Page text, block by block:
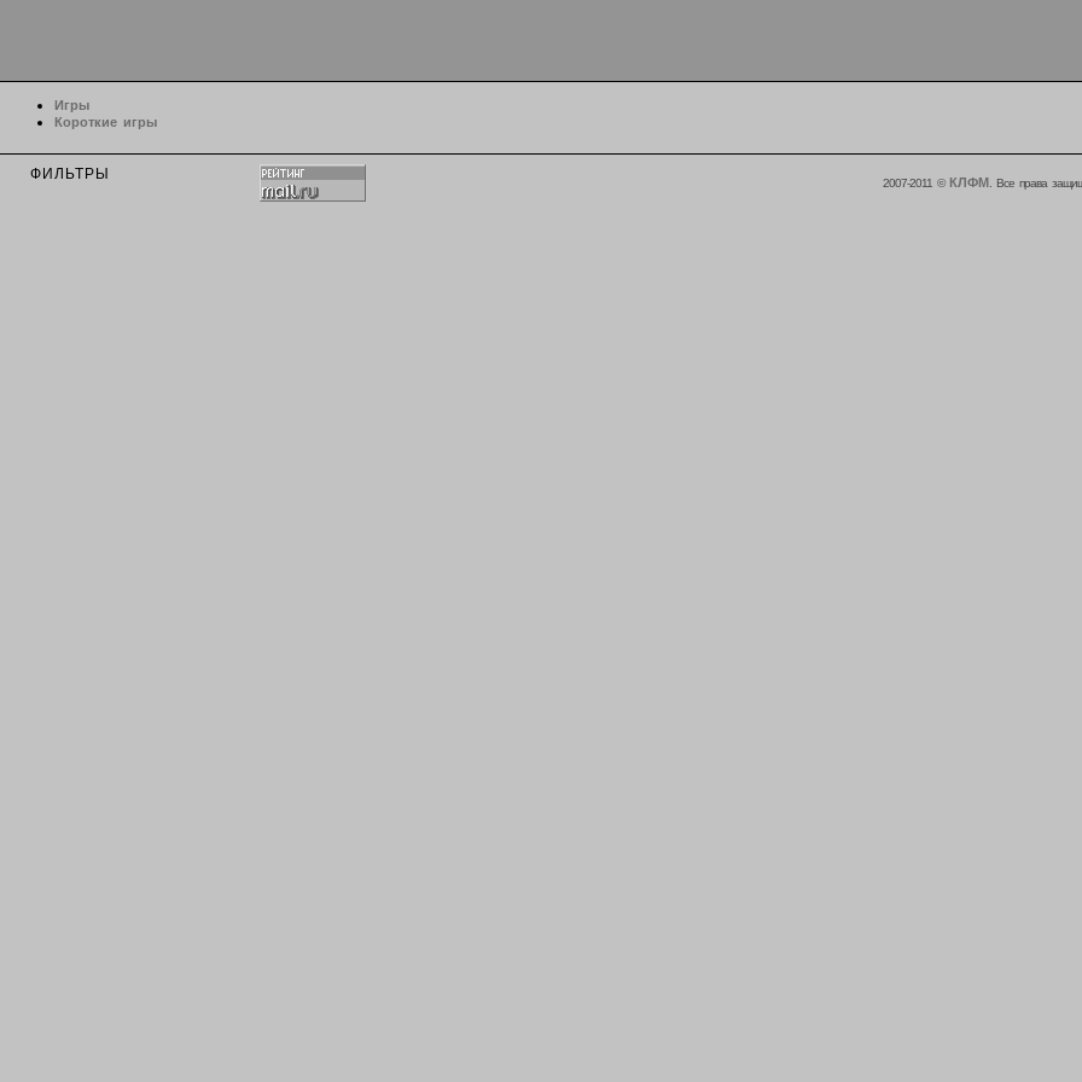
Игры
Короткие игры
ФИЛЬТРЫ
2007-2011 © КЛФМ . Все права